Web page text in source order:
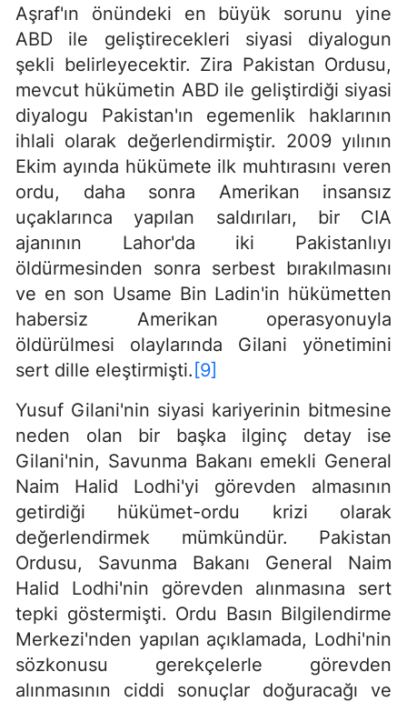
Aşraf'ın önündeki en büyük sorunu yine
ABD ile geliştirecekleri siyasi diyalogun
şekli belirleyecektir. Zira Pakistan Ordusu,
mevcut hükümetin ABD ile geliştirdiği siyasi
diyalogu Pakistan'ın egemenlik haklarının
ihlali olarak değerlendirmiştir. 2009 yılının
Ekim ayında hükümete ilk muhtırasını veren
ordu, daha sonra Amerikan insansız
uçaklarınca yapılan saldırıları, bir CIA
ajanının Lahor'da iki Pakistanlıyı
öldürmesinden sonra serbest bırakılmasını
ve en son Usame Bin Ladin'in hükümetten
habersiz Amerikan operasyonuyla
öldürülmesi olaylarında Gilani yönetimini
sert dille eleştirmişti. [9]
Yusuf Gilani'nin siyasi kariyerinin bitmesine
neden olan bir başka ilginç detay ise
Gilani'nin, Savunma Bakanı emekli General
Naim Halid Lodhi'yi görevden almasının
getirdiği hükümet-ordu krizi olarak
değerlendirmek mümkündür. Pakistan
Ordusu, Savunma Bakanı General Naim
Halid Lodhi'nin görevden alınmasına sert
tepki göstermişti. Ordu Basın Bilgilendirme
Merkezi'nden yapılan açıklamada, Lodhi'nin
sözkonusu gerekçelerle görevden
alınmasının ciddi sonuçlar doğuracağı ve